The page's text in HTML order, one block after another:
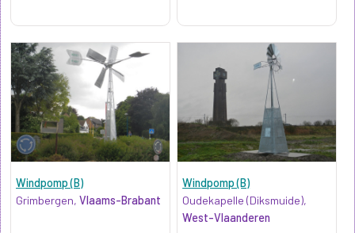
Windpomp (B)
Grimbergen, Vlaams-Brabant
Windpomp (B)
Oudekapelle (Diksmuide),
West-Vlaanderen